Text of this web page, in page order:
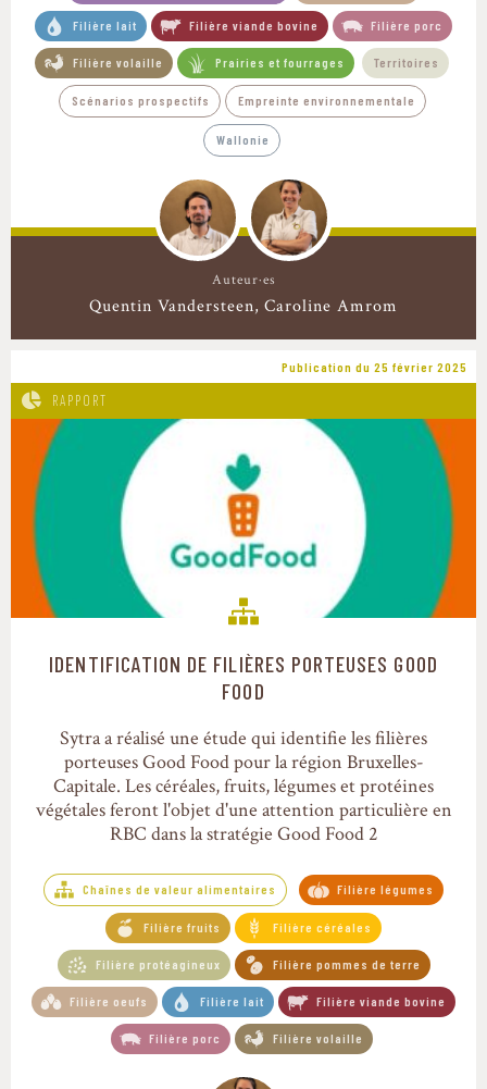
Filière lait Filière viande bovine Filière porc
Filière volaille Prairies et fourrages Territoires
Scénarios prospectifs Empreinte environnementale
Wallonie
Auteur·es
Quentin Vandersteen Caroline Amrom
Publication du 25 février 2025
RAPPORT
Chaînes de valeur alimentaires
IDENTIFICATION DE FILIÈRES PORTEUSES GOOD
FOOD
Sytra a réalisé une étude qui identifie les filières
porteuses Good Food pour la région Bruxelles-
Capitale. Les céréales, fruits, légumes et protéines
végétales feront l'objet d'une attention particulière en
RBC dans la stratégie Good Food 2
Chaînes de valeur alimentaires Filière légumes
Filière fruits Filière céréales
Filière protéagineux Filière pommes de terre
Filière oeufs Filière lait Filière viande bovine
Filière porc Filière volaille